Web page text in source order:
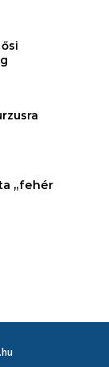
„fehér